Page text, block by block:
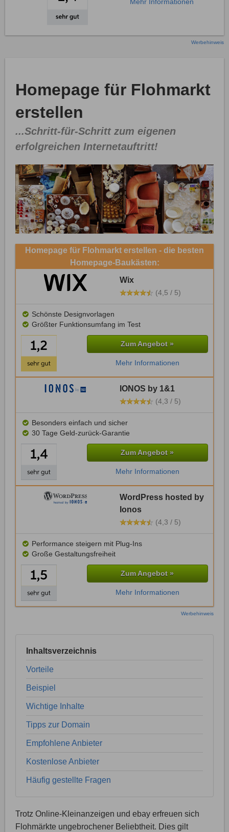
Mehr Informationen
Werbehinweis
Homepage für Flohmarkt
erstellen
...Schritt-für-Schritt zum eigenen
erfolgreichen Internetauftritt!
Homepage für Flohmarkt erstellen - die besten
Homepage-Baukästen:
Wix
(4,5 / 5)
Schönste Designvorlagen
Größter Funktionsumfang im Test
Zum Angebot »
Mehr Informationen
IONOS by 1&1
(4,3 / 5)
Besonders einfach und sicher
30 Tage Geld-zurück-Garantie
Zum Angebot »
Mehr Informationen
WordPress hosted by
Ionos
(4,3 / 5)
Performance steigern mit Plug-Ins
Große Gestaltungsfreiheit
Zum Angebot »
Mehr Informationen
Werbehinweis
Inhaltsverzeichnis
Vorteile
Beispiel
Wichtige Inhalte
Tipps zur Domain
Empfohlene Anbieter
Kostenlose Anbieter
Häufig gestellte Fragen
Trotz Online-Kleinanzeigen und ebay erfreuen sich
Flohmärkte ungebrochener Beliebtheit. Dies gilt